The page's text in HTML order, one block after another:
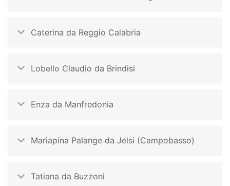
Caterina da Reggio Calabria
Lobello Claudio da Brindisi
Enza da Manfredonia
Mariapina Palange da Jelsi (Campobasso)
Tatiana da Buzzoni